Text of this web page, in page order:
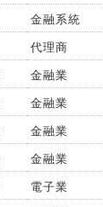
金融系統
代理商
金融業
金融業
金融業
金融業
電子業